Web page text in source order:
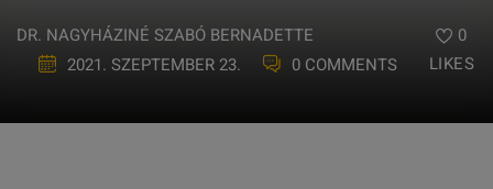
DR. NAGYHÁZINÉ SZABÓ BERNADETTE
2021. SZEPTEMBER 23.
0 COMMENTS
0
LIKES